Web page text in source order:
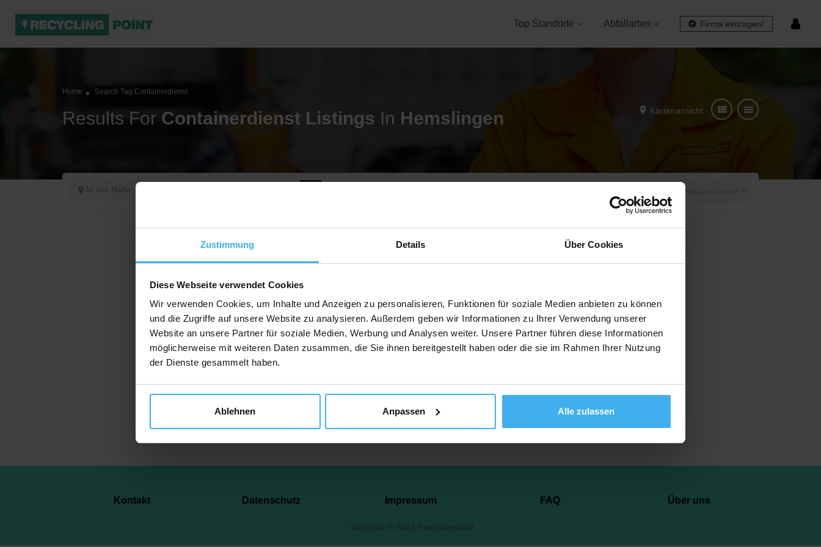
Zustimmung Details Über Cookies
Diese Webseite verwendet Cookies
Wir verwenden Cookies, um Inhalte und Anzeigen zu personalisieren, Funktionen für soziale Medien anbieten zu können
und die Zugriffe auf unsere Website zu analysieren. Außerdem geben wir Informationen zu Ihrer Verwendung unserer
Website an unsere Partner für soziale Medien, Werbung und Analysen weiter. Unsere Partner führen diese Informationen
möglicherweise mit weiteren Daten zusammen, die Sie ihnen bereitgestellt haben oder die sie im Rahmen Ihrer Nutzung
der Dienste gesammelt haben.
Ablehnen Anpassen Alle zulassen
Firma eintragen!
Top Standorte Abfallarten
Home Search Tag Containerdienst
Kartenansicht
Results For Containerdienst Listings In Hemslingen
Amselweg 12, 27386 Hemslingen, Deutschland
Kontakt Datenschutz Impressum FAQ Über uns
Copyright © 2023 Recyclingpoint